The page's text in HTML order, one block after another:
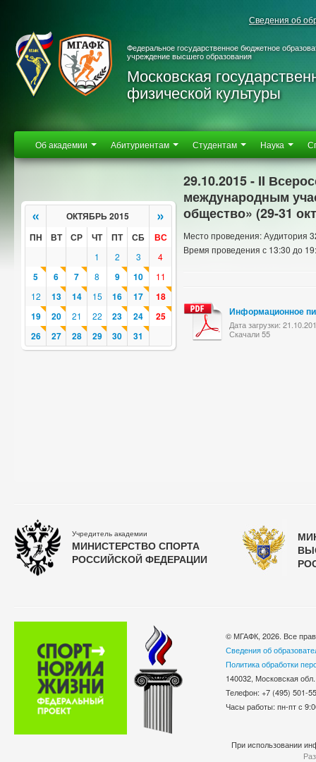
Сведения об
Федеральное государственное бюджетное
учреждение высшего образования
Московская
физической культуры
Об академии Абитуриентам Студентам Наука
« ОКТЯБРЬ 2015 »
ПН ВТ СР ЧТ ПТ СБ ВС
1 2 3 4
5 6 7 8 9 10
11
12
13 14 15 16 17
18
19
20 21 22 23 24
25
26
27 28 29 30 31
29.10.2015 - II
международным
общество» (29-31
Место проведения: Аудитория
Время проведения с 13:30 до
Информационное
Дата загрузки:
Скачали 55
Учредитель академии
МИНИСТЕРСТВО СПОРТА
РОССИЙСКОЙ ФЕДЕРАЦИИ
© МГАФК, 2026. Все
Сведения об
Политика обработки
140032, Московская
Телефон: +7 (495)
Часы работы: пн-пт с
При использовании